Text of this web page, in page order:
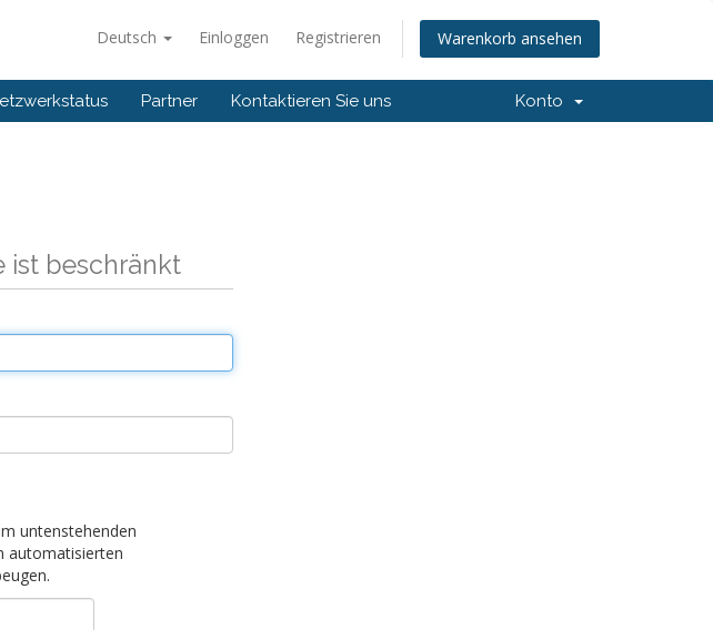
Deutsch Einloggen Registrieren Warenkorb ansehen
Partner Kontaktieren Sie uns Konto
ist beschränkt
untenstehenden
automatisierten